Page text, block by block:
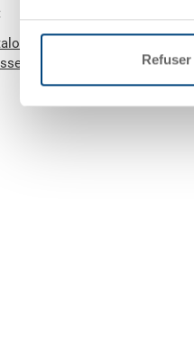
Refuser
palettes